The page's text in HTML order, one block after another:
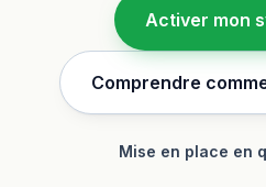
Activer mon
Comprendre
Mise en place en